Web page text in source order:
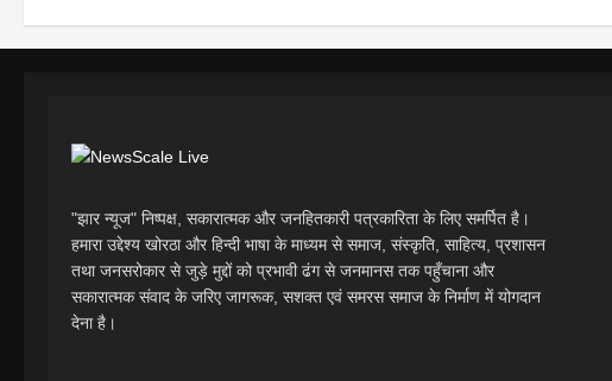
"झार न्यूज" निष्पक्ष, सकारात्मक और जनहितकारी पत्रकारिता के लिए समर्पित है।
हमारा उद्देश्य खोरठा और हिन्दी भाषा के माध्यम से समाज, संस्कृति, साहित्य, प्रशासन
तथा जनसरोकार से जुड़े मुद्दों को प्रभावी ढंग से जनमानस तक पहुँचाना और
सकारात्मक संवाद के जरिए जागरूक, सशक्त एवं समरस समाज के निर्माण में योगदान
देना है।